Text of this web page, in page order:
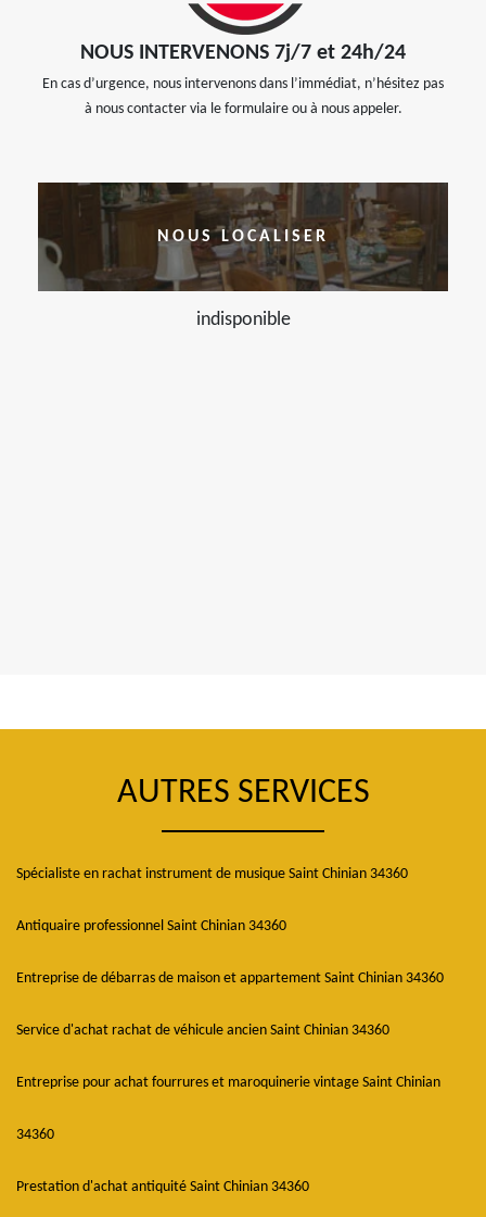
NOUS INTERVENONS 7j/7 et 24h/24
En cas d’urgence, nous intervenons dans l’immédiat, n’hésitez pas
à nous contacter via le formulaire ou à nous appeler.
NOUS LOCALISER
indisponible
AUTRES SERVICES
Spécialiste en rachat instrument de musique Saint Chinian 34360
Antiquaire professionnel Saint Chinian 34360
Entreprise de débarras de maison et appartement Saint Chinian 34360
Service d'achat rachat de véhicule ancien Saint Chinian 34360
Entreprise pour achat fourrures et maroquinerie vintage Saint Chinian
34360
Prestation d'achat antiquité Saint Chinian 34360